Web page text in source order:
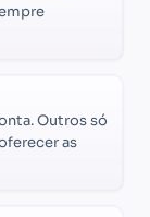
Outros só
as